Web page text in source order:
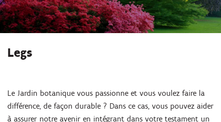
Legs
Le Jardin botanique vous passionne et vous voulez faire la
différence, de façon durable ? Dans ce cas, vous pouvez aider
à assurer notre avenir en intégrant dans votre testament un